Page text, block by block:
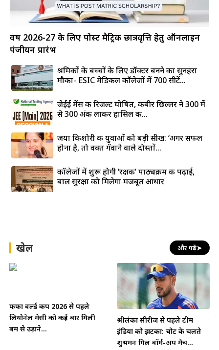
वर्ष 2026-27 के लिए पोस्ट मैट्रिक छात्रवृत्ति हेतु ऑनलाइन
पंजीयन प्रारंभ
श्रमिकों के बच्चों के लिए डॉक्टर बनने का सुनहरा
मौका- ESIC मेडिकल कॉलेजों में 700 सीटें...
जेईई मेंस की रिजल्ट घोषित, कबीर छिल्लर ने 300 में
से 300 अंक लाकर हासिल की...
जया किशोरी की युवाओं को बड़ी सीख: ‘अगर सफल
होना है, तो वक्त गँवाने वाले दोस्तों...
कॉलेजों में शुरू होगी ‘रक्षक’ पाठ्यक्रम की पढ़ाई,
बाल सुरक्षा को मिलेगा मजबूत आधार
खेल और पढ़ें➤
फीफा वर्ल्ड कप 2026 से पहले
लियोनेल मेसी को कई बार मिली
बम से उड़ाने...
श्रीलंका सीरीज से पहले टीम
इंडिया को झटका: चोट के चलते
शुभमन गिल वॉर्म-अप मैच...